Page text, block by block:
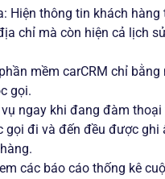
Hiện thông tin khách
chỉ mà còn hiện cả lịch
mềm carCRM chỉ
gọi.
ngay khi đang đàm thoại
gọi đi và đến đều được
các báo cáo thống kê